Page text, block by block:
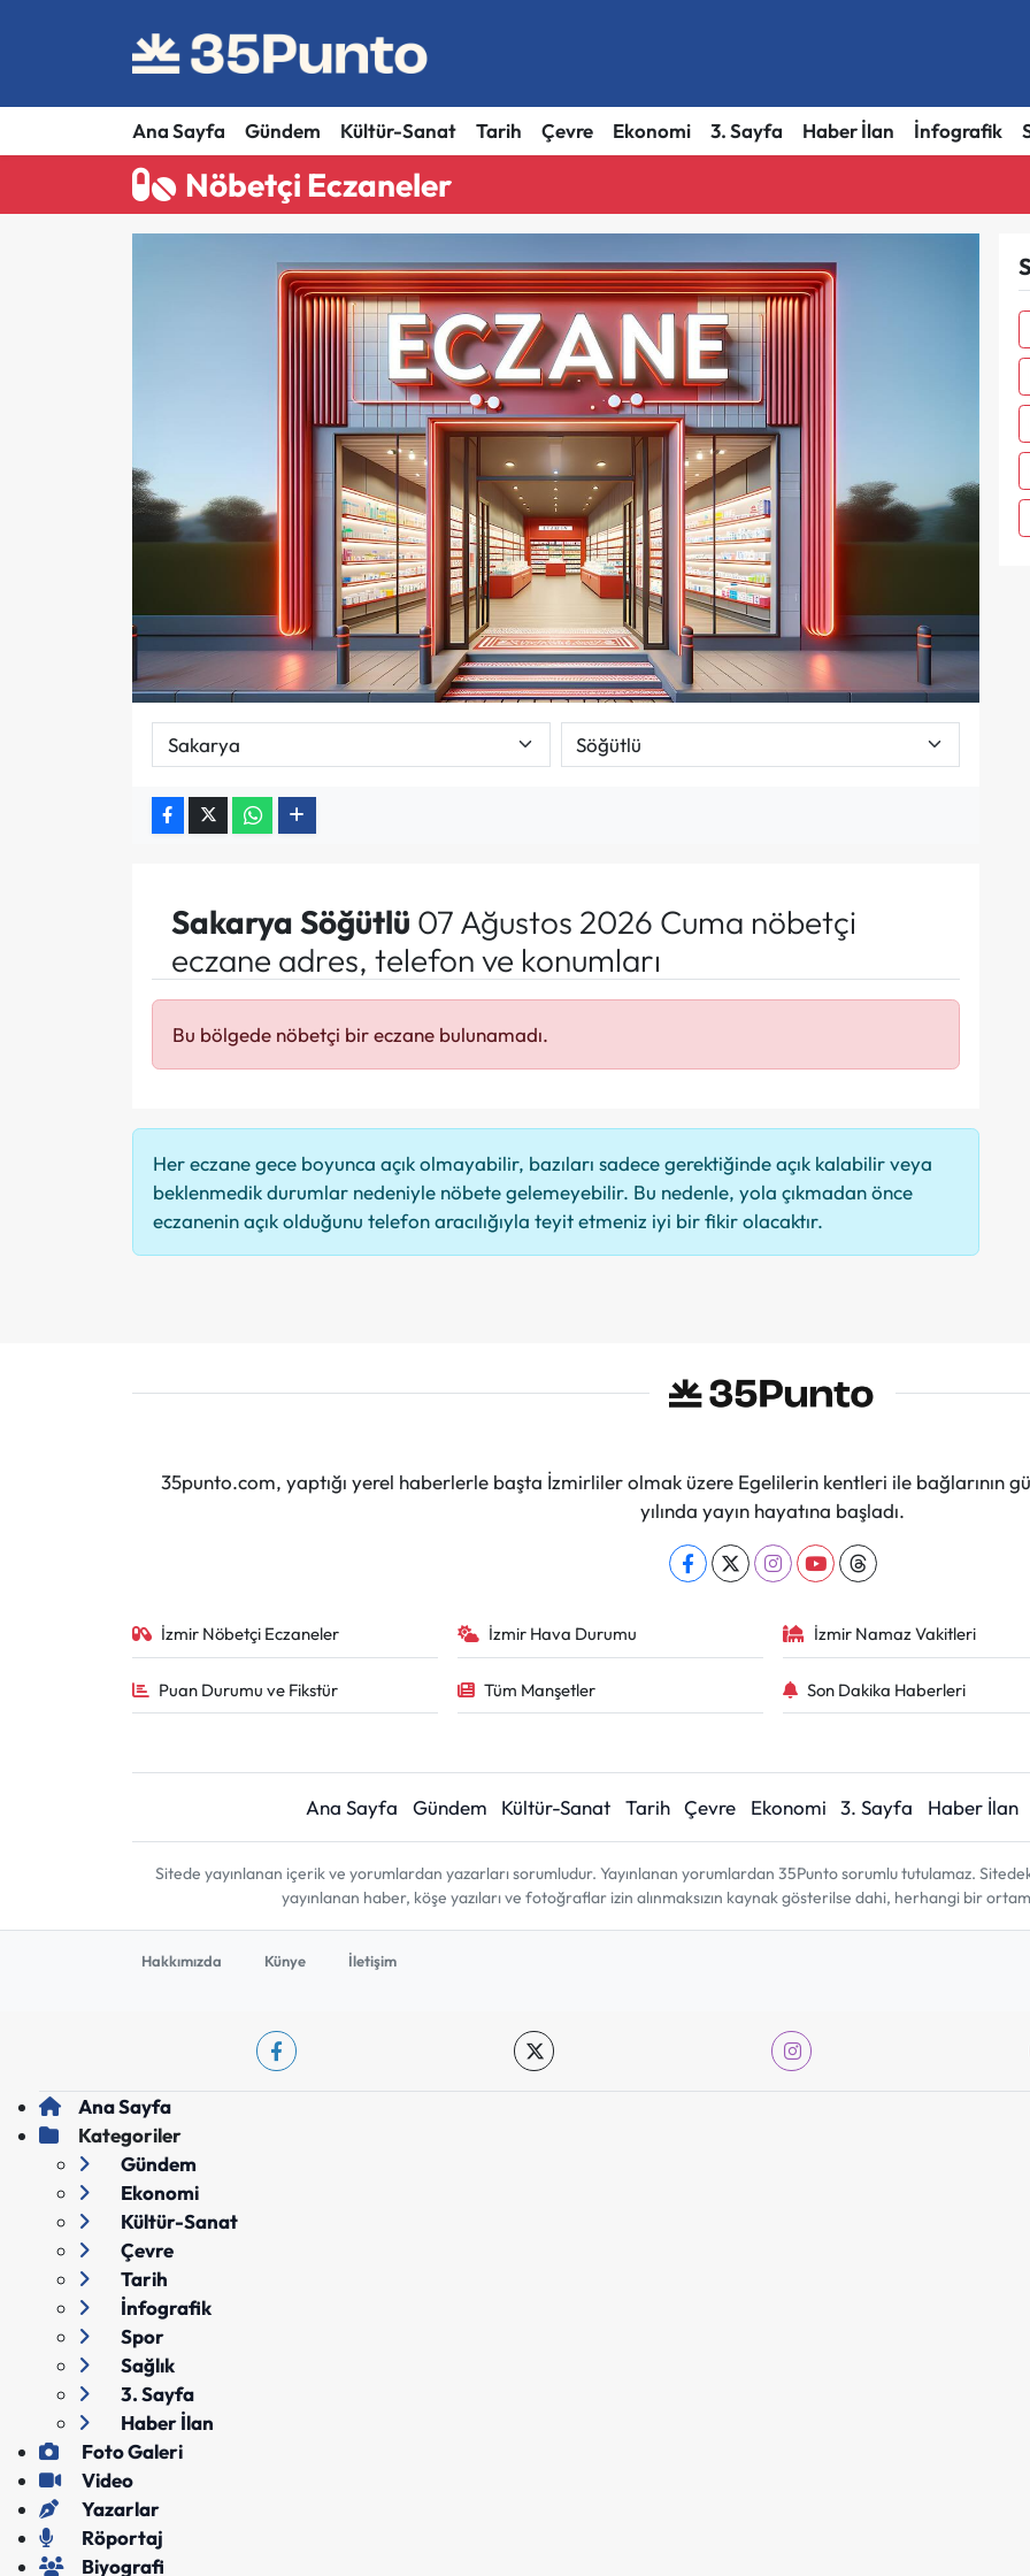
Ana Sayfa Gündem Kültür-Sanat Tarih Çevre Ekonomi 3. Sayfa Haber İlan İnfografik
Nöbetçi Eczaneler
Sakarya Söğütlü 07 Ağustos 2026 Cuma nöbetçi
eczane adres, telefon ve konumları
Bu bölgede nöbetçi bir eczane bulunamadı.
Her eczane gece boyunca açık olmayabilir, bazıları sadece gerektiğinde açık kalabilir veya
beklenmedik durumlar nedeniyle nöbete gelemeyebilir. Bu nedenle, yola çıkmadan önce
eczanenin açık olduğunu telefon aracılığıyla teyit etmeniz iyi bir fikir olacaktır.
35punto.com, yaptığı yerel haberlerle başta İzmirliler olmak üzere Egelilerin kentleri ile bağlarının
yılında yayın hayatına başladı.
İzmir Nöbetçi Eczaneler İzmir Hava Durumu İzmir Namaz Vakitleri
Puan Durumu ve Fikstür Tüm Manşetler Son Dakika Haberleri
Ana Sayfa Gündem Kültür-Sanat Tarih Çevre Ekonomi 3. Sayfa Haber İlan
Sitede yayınlanan içerik ve yorumlardan yazarları sorumludur. Yayınlanan yorumlardan 35Punto sorumlu tutulamaz.
yayınlanan haber, köşe yazıları ve fotoğraflar izin alınmaksızın kaynak gösterilse dahi, herhangi bir
Hakkımızda Künye İletişim
Ana Sayfa
Kategoriler
Gündem
Ekonomi
Kültür-Sanat
Çevre
Tarih
İnfografik
Spor
Sağlık
3. Sayfa
Haber İlan
Foto Galeri
Video
Yazarlar
Röportaj
Biyografi